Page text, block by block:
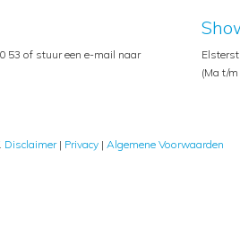
53 of stuur een e-mail naar
(Ma t/
Disclaimer| Privacy | Algemene Voorwaarden